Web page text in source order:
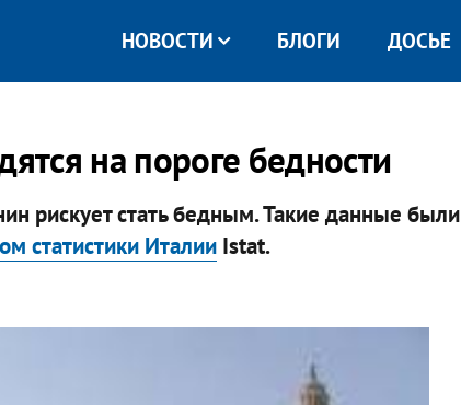
НОВОСТИ БЛОГИ ДОСЬЕ
на пороге бедности
рискует стать бедным. Такие данные были
статистики ИталииIstat.